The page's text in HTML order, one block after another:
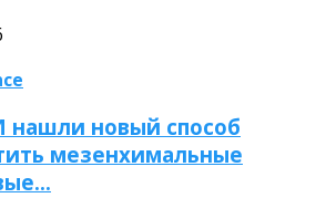
новый способ
мезенхимальные